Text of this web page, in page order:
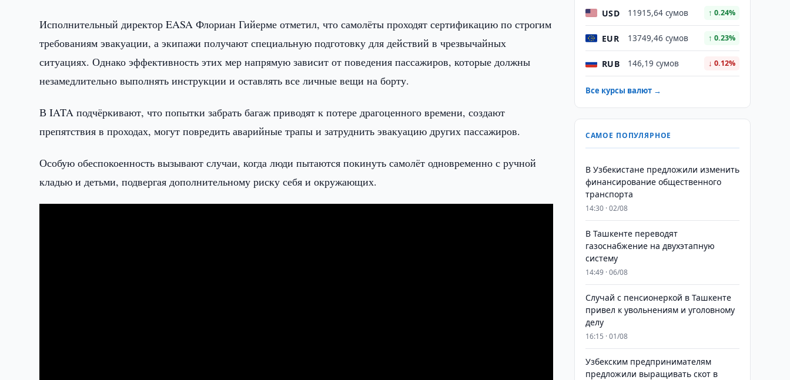
Исполнительный директор EASA Флориан Гийерме отметил, что самолёты проходят сертификацию по строгим
требованиям эвакуации, а экипажи получают специальную подготовку для действий в чрезвычайных
ситуациях. Однако эффективность этих мер напрямую зависит от поведения пассажиров, которые должны
незамедлительно выполнять инструкции и оставлять все личные вещи на борту.
В IATA подчёркивают, что попытки забрать багаж приводят к потере драгоценного времени, создают
препятствия в проходах, могут повредить аварийные трапы и затруднить эвакуацию других пассажиров.
Особую обеспокоенность вызывают случаи, когда люди пытаются покинуть самолёт одновременно с ручной
кладью и детьми, подвергая дополнительному риску себя и окружающих.
USD 11915,64 сумов ↑ 0.24%
EUR 13749,46 сумов ↑ 0.23%
RUB 146,19 сумов ↓ 0.12%
Все курсы валют →
САМОЕ ПОПУЛЯРНОЕ
В Узбекистане предложили изменить
финансирование общественного
транспорта
14:30 · 02/08
В Ташкенте переводят
газоснабжение на двухэтапную
систему
14:49 · 06/08
Случай с пенсионеркой в Ташкенте
привел к увольнениям и уголовному
делу
16:15 · 01/08
Узбекским предпринимателям
предложили выращивать скот в